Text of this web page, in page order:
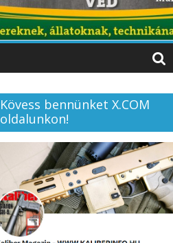
Kövess bennünket X.COM
oldalunkon!